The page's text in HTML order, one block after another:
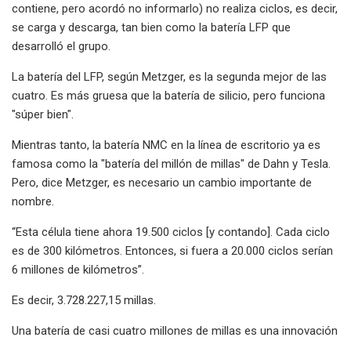
contiene, pero acordó no informarlo) no realiza ciclos, es decir,
se carga y descarga, tan bien como la batería LFP que
desarrolló el grupo.
La batería del LFP, según Metzger, es la segunda mejor de las
cuatro. Es más gruesa que la batería de silicio, pero funciona
"súper bien".
Mientras tanto, la batería NMC en la línea de escritorio ya es
famosa como la "batería del millón de millas" de Dahn y Tesla.
Pero, dice Metzger, es necesario un cambio importante de
nombre.
“Esta célula tiene ahora 19.500 ciclos [y contando]. Cada ciclo
es de 300 kilómetros. Entonces, si fuera a 20.000 ciclos serían
6 millones de kilómetros”.
Es decir, 3.728.227,15 millas.
Una batería de casi cuatro millones de millas es una innovación